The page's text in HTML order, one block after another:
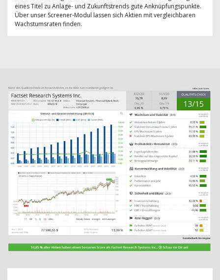
eines Titel zu Anlage- und Zukunftstrends gute Anknüpfungspunkte.
Über unser Screener-Modul lassen sich Aktien mit vergleichbaren
Wachstumsraten finden.